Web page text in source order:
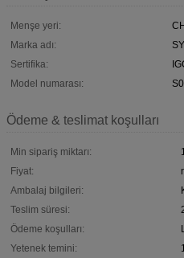
Menşe yeri:
Marka adı:
Sertifika:
Model numarası:
Ödeme & teslimat koşulları
Min sipariş miktarı:
Fiyat:
Ambalaj bilgileri:
Teslim süresi:
Ödeme koşulları:
Yetenek temini: